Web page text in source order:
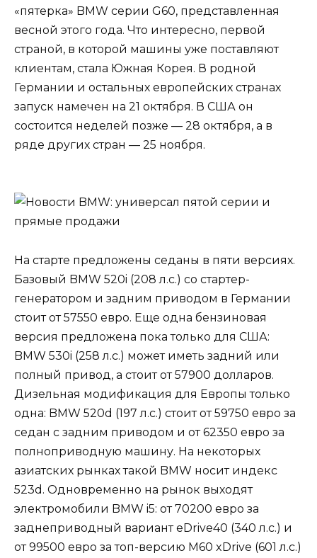
«пятерка» BMW серии G60, представленная
весной этого года. Что интересно, первой
страной, в которой машины уже поставляют
клиентам, стала Южная Корея. В родной
Германии и остальных европейских странах
запуск намечен на 21 октября. В США он
состоится неделей позже — 28 октября, а в
ряде других стран — 25 ноября.
На старте предложены седаны в пяти версиях.
Базовый BMW 520i (208 л.с.) со стартер-
генератором и задним приводом в Германии
стоит от 57550 евро. Еще одна бензиновая
версия предложена пока только для США:
BMW 530i (258 л.с.) может иметь задний или
полный привод, а стоит от 57900 долларов.
Дизельная модификация для Европы только
одна: BMW 520d (197 л.с.) стоит от 59750 евро за
седан с задним приводом и от 62350 евро за
полноприводную машину. На некоторых
азиатских рынках такой BMW носит индекс
523d. Одновременно на рынок выходят
электромобили BMW i5: от 70200 евро за
заднеприводный вариант eDrive40 (340 л.с.) и
от 99500 евро за топ-версию M60 xDrive (601 л.с.)